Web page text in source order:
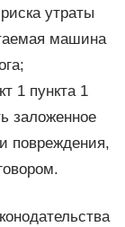
утраты
машина
1 пункта 1
заложенное
повреждения,